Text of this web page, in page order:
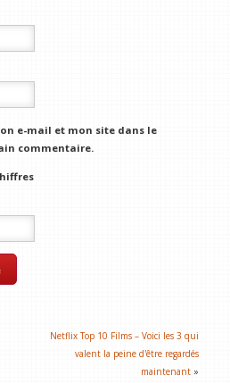
e-mail et mon site dans le
commentaire.
Netflix Top 10 Films – Voici les 3 qui
valent la peine d'être regardés
maintenant »